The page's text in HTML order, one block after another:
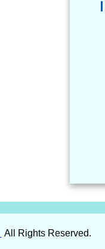
All Rights Reserved.